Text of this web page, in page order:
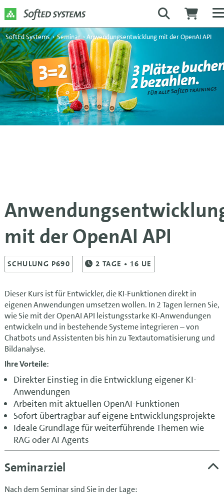
SoftEd Systems › Seminar › Anwendungsentwicklung mit der OpenAI API
mit der OpenAI API
SCHULUNG P690 2 TAGE • 16 UE
Dieser Kurs ist für Entwickler, die KI-Funktionen direkt in
eigenen Anwendungen umsetzen wollen. In 2 Tagen lernen Sie,
wie Sie mit der OpenAI API leistungsstarke KI-Anwendungen
entwickeln und in bestehende Systeme integrieren – von
Chatbots und Assistenten bis hin zu Textautomatisierung und
Bildanalyse.
Ihre Vorteile:
Direkter Einstieg in die Entwicklung eigener KI-
Anwendungen
Arbeiten mit aktuellen OpenAI-Funktionen
Sofort übertragbar auf eigene Entwicklungsprojekte
Ideale Grundlage für weiterführende Themen wie
RAG oder AI Agents
Seminarziel
Nach dem Seminar sind Sie in der Lage: